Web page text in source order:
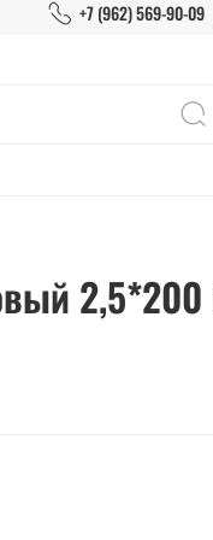
+7 (962) 569-90-09
2,5*200